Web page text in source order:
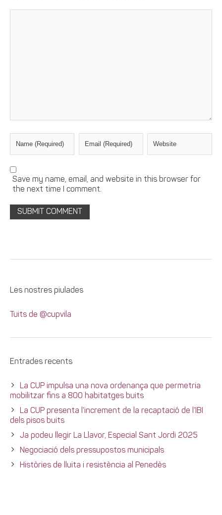
Save my name, email, and website in this browser for
the next time I comment.
Les nostres piulades
Tuits de @cupvila
Entrades recents
La CUP impulsa una nova ordenança que permetria
mobilitzar fins a 800 habitatges buits
La CUP presenta l’increment de la recaptació de l’IBI
dels pisos buits
Ja podeu llegir La Llavor, Especial Sant Jordi 2025
Negociació dels pressupostos municipals
Històries de lluita i resistència al Penedès